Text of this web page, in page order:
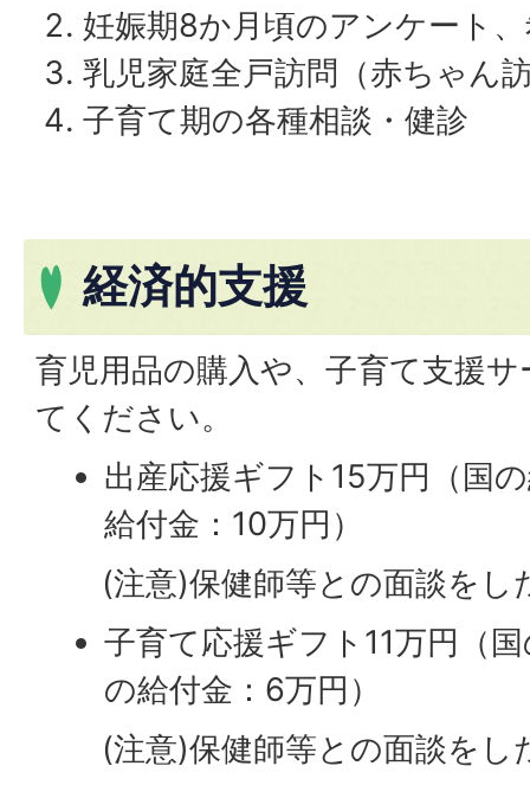
妊娠期8か月頃のアンケート
乳児家庭全戸訪問（赤ちゃん
子育て期の各種相談・健診
経済的支援
育児用品の購入や、子育て支援
てください。
出産応援ギフト15万円（国
給付金：10万円）
(注意)保健師等との面談をし
子育て応援ギフト11万円（
の給付金：6万円）
(注意)保健師等との面談をし